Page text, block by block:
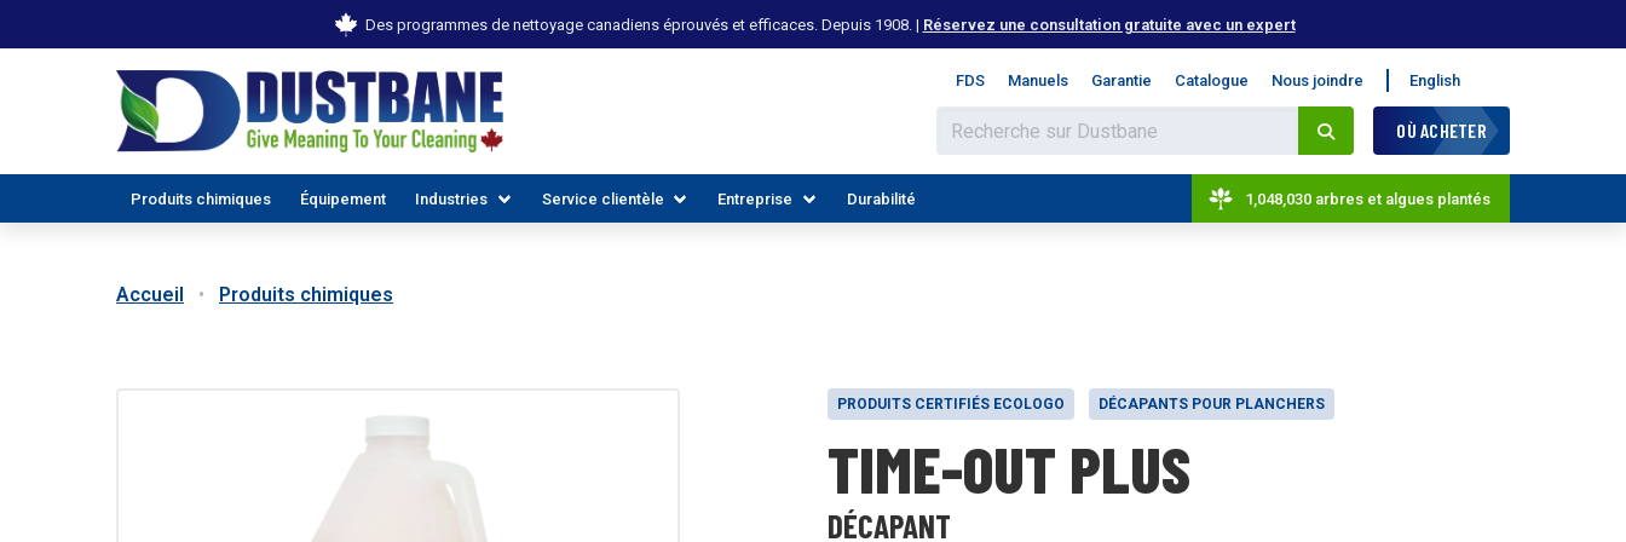
Des programmes de nettoyage canadiens éprouvés et efficaces. Depuis 1908. | Réservez une consultation gratuite avec un expert
FDS Manuels Garantie Catalogue Nous joindre English
OÙ ACHETER
Produits chimiques Équipement Industries
TOUTES LES INDUSTRIES
Service clientèle
DÉCOUVREZ LES RESSOURCES
Entreprise
REJOIGNEZ NOTRE ÉQUIPE
Durabilité 1,048,030 arbres et algues plantés
Accueil Produits chimiques
PRODUITS CERTIFIÉS ECOLOGO DÉCAPANTS POUR PLANCHERS
TIME-OUT PLUS
DÉCAPANT